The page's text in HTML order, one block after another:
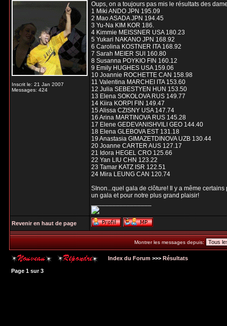
Inscrit le: 21 Jan 2007
Messages: 424
Oups, on a toujours pas mis le résultats des
1 Miki ANDO JPN 195.09
2 Mao ASADA JPN 194.45
3 Yu-Na KIM KOR 186.
4 Kimmie MEISSNER USA 180.23
5 Yukari NAKANO JPN 168.92
6 Carolina KOSTNER ITA 168.92
7 Sarah MEIER SUI 160.80
8 Susanna POYKIO FIN 160.12
9 Emily HUGHES USA 159.06
10 Joannie ROCHETTE CAN 158.98
11 Valentina MARCHEI ITA 153.60
12 Julia SEBESTYEN HUN 153.50
13 Elena SOKOLOVA RUS 149.77
14 Kiira KORPI FIN 149.47
15 Alissa CZISNY USA 147.74
16 Arina MARTINOVA RUS 145.28
17 Elene GEDEVANISHVILI GEO 144.40
18 Elena GLEBOVA EST 131.18
19 Anastasia GIMAZETDINOVA UZB 130.44
20 Joanne CARTER AUS 127.17
21 Idora HEGEL CRO 125.66
22 Yan LIU CHN 123.22
23 Tamar KATZ ISR 122.51
24 Mira LEUNG CAN 120.74
SInon...quel gala de clôture! Il y a même
un gala et pour notre plus grand plaisir!
_________________
Revenir en haut de page
Montrer les messages depuis:
Index du Forum >>> Résultats
Page 1 sur3